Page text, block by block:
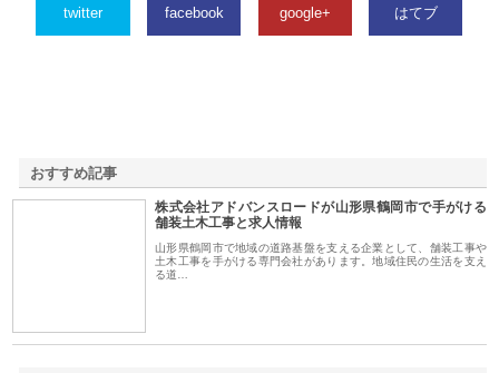
twitter facebook google+ はてブ
おすすめ記事
株式会社アドバンスロードが山形県鶴岡市で手がける
舗装土木工事と求人情報
山形県鶴岡市で地域の道路基盤を支える企業として、舗装工事や
土木工事を手がける専門会社があります。地域住民の生活を支え
る道…